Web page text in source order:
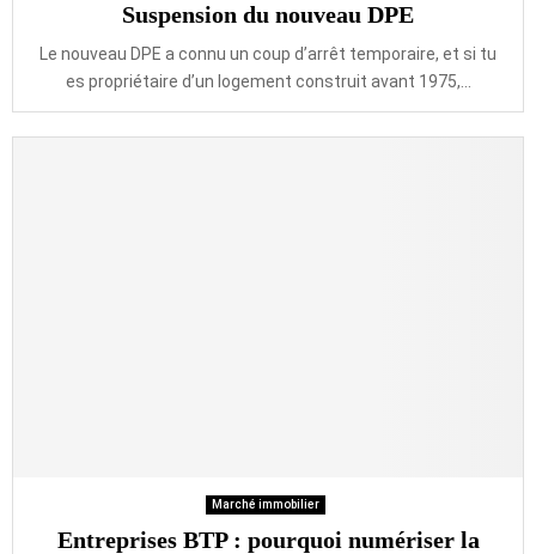
Suspension du nouveau DPE
Le nouveau DPE a connu un coup d’arrêt temporaire, et si tu
es propriétaire d’un logement construit avant 1975,...
Marché immobilier
Entreprises BTP : pourquoi numériser la